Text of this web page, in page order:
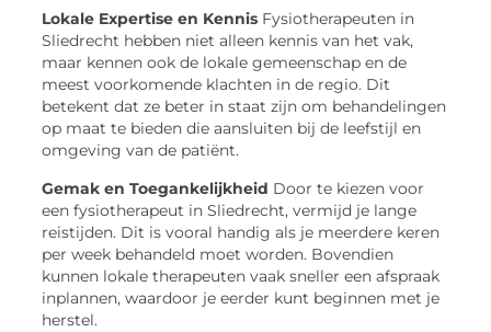
Lokale Expertise en Kennis Fysiotherapeuten in
Sliedrecht hebben niet alleen kennis van het vak,
maar kennen ook de lokale gemeenschap en de
meest voorkomende klachten in de regio. Dit
betekent dat ze beter in staat zijn om behandelingen
op maat te bieden die aansluiten bij de leefstijl en
omgeving van de patiënt.
Gemak en Toegankelijkheid Door te kiezen voor
een fysiotherapeut in Sliedrecht, vermijd je lange
reistijden. Dit is vooral handig als je meerdere keren
per week behandeld moet worden. Bovendien
kunnen lokale therapeuten vaak sneller een afspraak
inplannen, waardoor je eerder kunt beginnen met je
herstel.